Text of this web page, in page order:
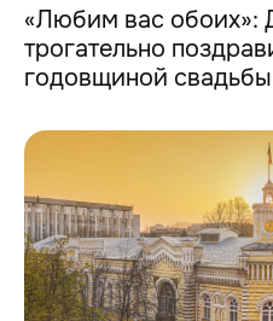
«Любим вас обоих»:
трогательно
годовщиной свадьбы